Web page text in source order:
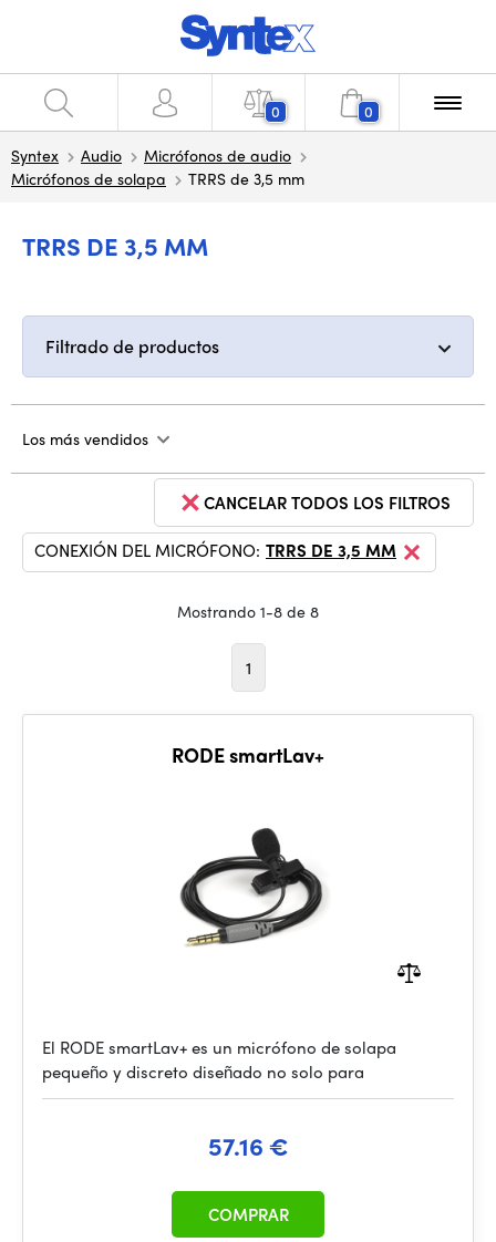
0 0
Syntex Audio
Micrófonos de audio
Micrófonos de solapa
TRRS de 3,5 mm
TRRS DE 3,5 MM
Filtrado de productos
Los más vendidos
CANCELAR TODOS LOS FILTROS
CONEXIÓN DEL MICRÓFONO: TRRS DE 3,5 MM
Mostrando 1-8 de 8
1
RODE smartLav+
El RODE smartLav+ es un micrófono de solapa
pequeño y discreto diseñado no solo para
57.16 €
COMPRAR